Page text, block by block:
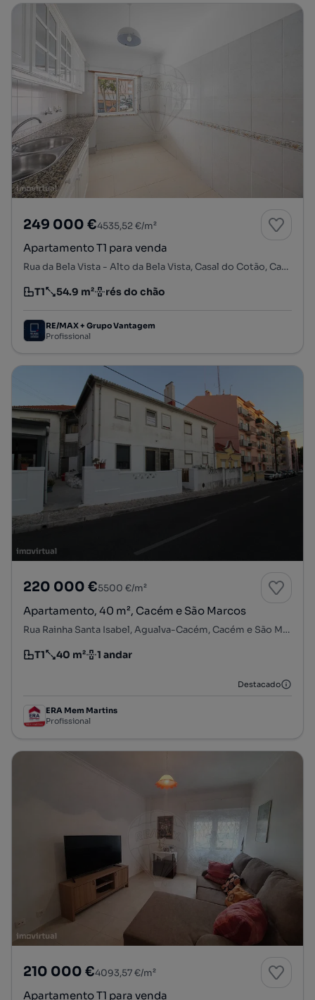
249 000 €4535,52 €/m²
Apartamento T1 para venda
Rua da Bela Vista - Alto da Bela Vista, Casal do Cotão, Cacém e São Marcos, Sintra, Lisboa
Tipologia
T1
Preço por metro quadrado
54.9 m²
Andar rés do chão
RE/MAX + Grupo Vantagem
Profissional
220 000 €5500 €/m²
Apartamento, 40 m², Cacém e São Marcos
Rua Rainha Santa Isabel, Agualva-Cacém, Cacém e São Marcos, Sintra, Lisboa
Tipologia
T1
Preço por metro quadrado
40 m²
Andar 1 andar
Destacado
ERA Mem Martins
Profissional
210 000 €4093,57 €/m²
Apartamento T1 para venda